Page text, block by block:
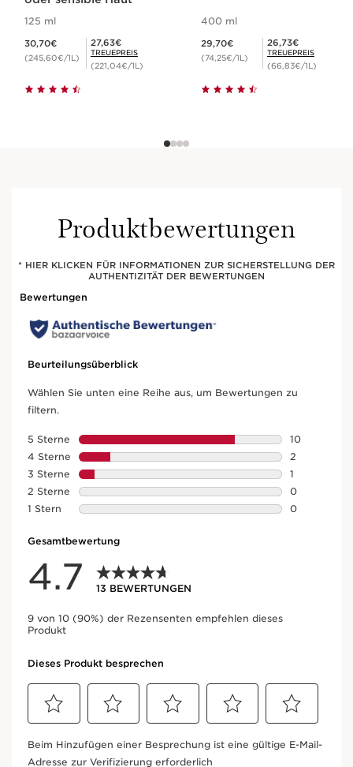
125 ml
30,70€
(245,60€/1L)
Mitgliederpreis 27,63€
27,63€
TREUEPREIS
(221,04€/1L)
400 ml
29,70€
(74,25€/1L)
Mitgliederpreis 26,73€
26,73€
TREUEPREIS
(66,83€/1L)
Produktbewertungen
* HIER KLICKEN FÜR INFORMATIONEN ZUR SICHERSTELLUNG DER
AUTHENTIZITÄT DER BEWERTUNGEN